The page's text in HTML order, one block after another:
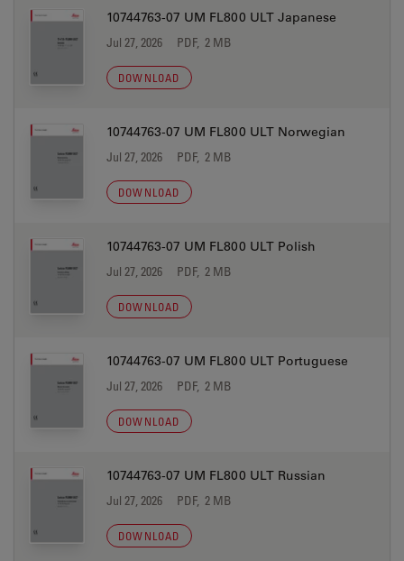
10744763-07 UM FL800 ULT Japanese
Jul 27, 2026 PDF, 2 MB
DOWNLOAD
10744763-07 UM FL800 ULT Norwegian
Jul 27, 2026 PDF, 2 MB
DOWNLOAD
10744763-07 UM FL800 ULT Polish
Jul 27, 2026 PDF, 2 MB
DOWNLOAD
10744763-07 UM FL800 ULT Portuguese
Jul 27, 2026 PDF, 2 MB
DOWNLOAD
10744763-07 UM FL800 ULT Russian
Jul 27, 2026 PDF, 2 MB
DOWNLOAD